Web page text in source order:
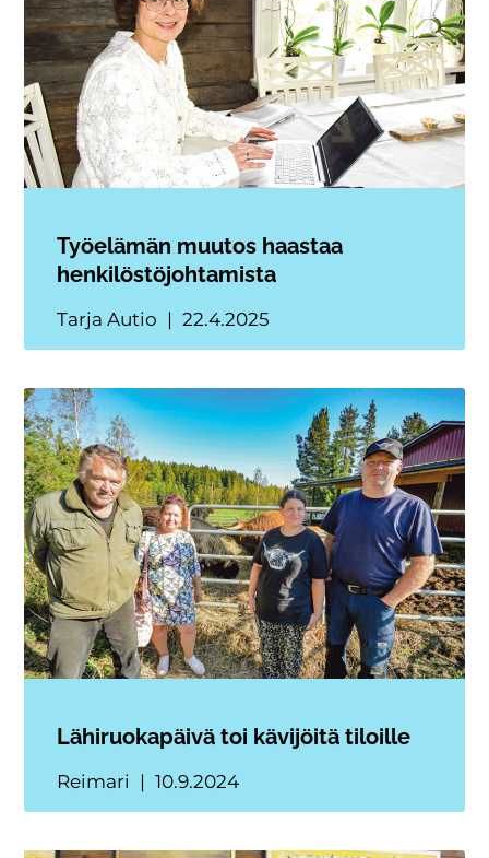
Työelämän muutos haastaa
henkilöstöjohtamista
Tarja Autio 22.4.2025
Lähiruokapäivä toi kävijöitä tiloille
Reimari 10.9.2024